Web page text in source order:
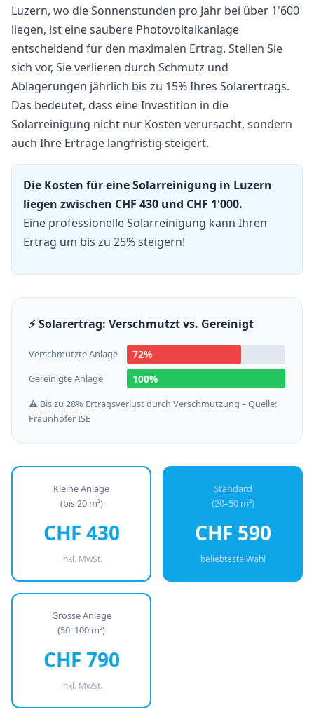
Luzern, wo die Sonnenstunden pro Jahr bei über 1'600
liegen, ist eine saubere Photovoltaikanlage
entscheidend für den maximalen Ertrag. Stellen Sie
sich vor, Sie verlieren durch Schmutz und
Ablagerungen jährlich bis zu 15% Ihres Solarertrags.
Das bedeutet, dass eine Investition in die
Solarreinigung nicht nur Kosten verursacht, sondern
auch Ihre Erträge langfristig steigert.
Die Kosten für eine Solarreinigung in Luzern
liegen zwischen CHF 430 und CHF 1'000.
Eine professionelle Solarreinigung kann Ihren
Ertrag um bis zu 25% steigern!
⚡ Solarertrag: Verschmutzt vs. Gereinigt
Verschmutzte Anlage 72%
Gereinigte Anlage 100%
⚠️ Bis zu 28% Ertragsverlust durch Verschmutzung – Quelle:
Fraunhofer ISE
Kleine Anlage
(bis 20 m²)
CHF 430
inkl. MwSt.
Standard
(20–50 m²)
CHF 590
beliebteste Wahl
Grosse Anlage
(50–100 m²)
CHF 790
inkl. MwSt.